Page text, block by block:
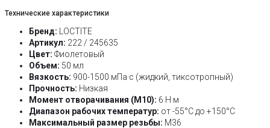
Технические характеристики
Бренд: LOCTITE
Артикул: 222 / 245635
Цвет: Фиолетовый
Объем: 50 мл
Вязкость: 900-1500 мПа·с (жидкий, тиксотропный)
Прочность: Низкая
Момент отворачивания (M10): 6 Н·м
Диапазон рабочих температур: от -55°C до +150°C
Максимальный размер резьбы: M36